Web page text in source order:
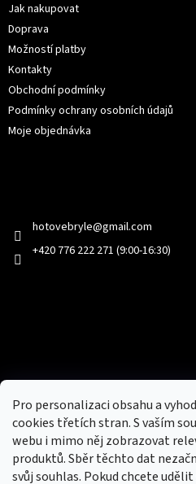
Pro personalizaci obsahu a
cookies třetích stran. S vaším
webu i mimo něj zobrazovat
produktů. Sběr těchto dat
svůj souhlas. Pokud chcete
Jak nakupovat
Doprava
Možností platby
Kontakty
Obchodní podmínky
Podmínky ochrany osobních údajů
Moje objednávka
hotovebryle@gmail.com
+420 776 222 271 (9:00-16:30)
Přijímáme online platby